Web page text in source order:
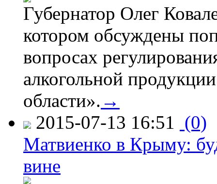
Губернатор Олег
котором обсуждены
вопросах
алкогольной
области». →
2015-07-13 16:51 (0)
Матвиенко в Крыму:
вине